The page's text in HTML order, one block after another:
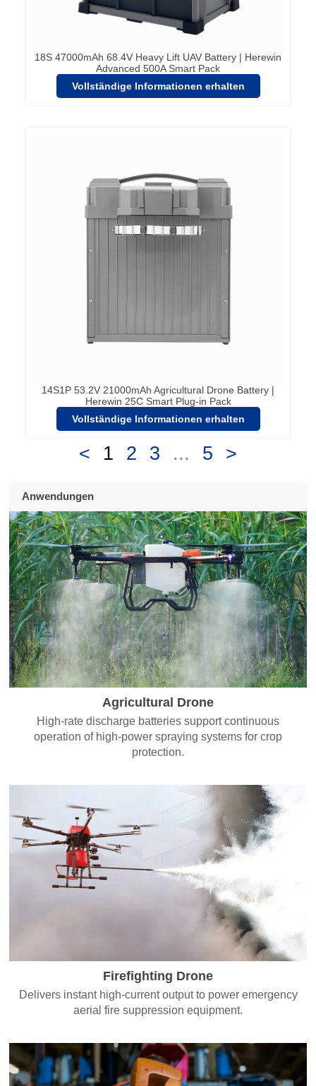
18S 47000mAh 68.4V Heavy Lift UAV Battery | Herewin
Advanced 500A Smart Pack
Vollständige Informationen erhalten
14S1P 53.2V 21000mAh Agricultural Drone Battery |
Herewin 25C Smart Plug-in Pack
Vollständige Informationen erhalten
< 1 2 3 ... 5 >
Anwendungen
Agricultural Drone
High-rate discharge batteries support continuous
operation of high-power spraying systems for crop
protection.
Firefighting Drone
Delivers instant high-current output to power emergency
aerial fire suppression equipment.